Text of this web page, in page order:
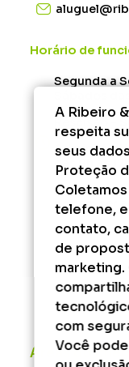
Horário de
Segunda a
das 9h às 17h.
Fora desse
podem ser
Áreas do
A Ribeiro
respeita
seus
Proteção
telefone,
contato,
de
com
Você